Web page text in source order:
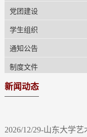
党团建设
学生组织
通知公告
制度文件
新闻动态
2026/12/29-山东大学